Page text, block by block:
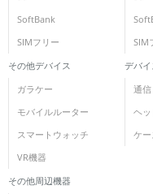
SoftBank
SIMフリー
SIM
その他デバイス
ガラケー
モバイルルーター
スマートウォッチ
VR機器
デバ
通
ヘ
ケー
その他周辺機器